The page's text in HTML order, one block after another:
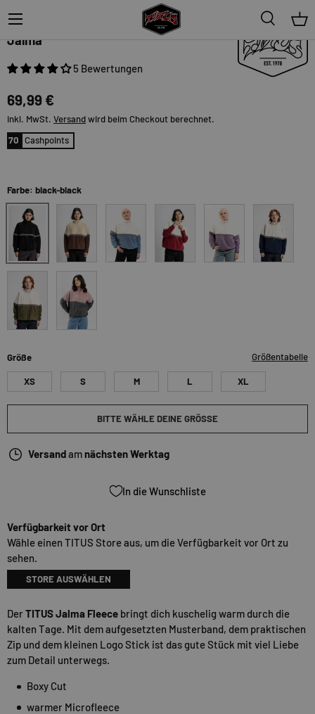
Suche
Menü
TITUS
Jalma
5 Bewertungen
69,99 €
inkl. MwSt. Versandwird beim Checkout berechnet.
70
Cashpoints
Farbe: black-black
black-blackcream-darkbrown
Größe Größentabelle
XS S M L XL
BITTE WÄHLE DEINE GRÖSSE
Versandamnächsten Werktag
In die Wunschliste
Verfügbarkeit vor Ort
Wähle einen TITUS Store aus, um die Verfügbarkeit vor Ort zu
sehen.
STORE AUSWÄHLEN
DerTITUS Jalma Fleece bringt dich kuschelig warm durch die
kalten Tage. Mit dem aufgesetzten Musterband, dem praktischen
Zip und dem kleinen Logo Stick ist das gute Stück mit viel Liebe
zum Detail unterwegs.
Boxy Cut
warmer Microfleece